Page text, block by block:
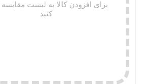
برای افزودن کالا به لیست مقایسه
کنید